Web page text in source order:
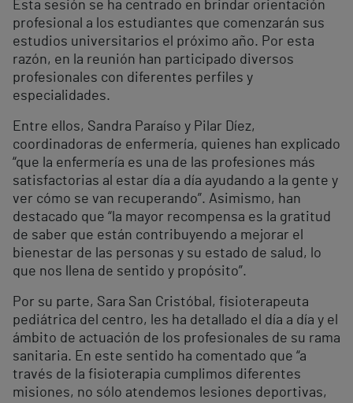
Esta sesión se ha centrado en brindar orientación
profesional a los estudiantes que comenzarán sus
estudios universitarios el próximo año. Por esta
razón, en la reunión han participado diversos
profesionales con diferentes perfiles y
especialidades.
Entre ellos, Sandra Paraíso y Pilar Díez,
coordinadoras de enfermería, quienes han explicado
“que la enfermería es una de las profesiones más
satisfactorias al estar día a día ayudando a la gente y
ver cómo se van recuperando”. Asimismo, han
destacado que “la mayor recompensa es la gratitud
de saber que están contribuyendo a mejorar el
bienestar de las personas y su estado de salud, lo
que nos llena de sentido y propósito”.
Por su parte, Sara San Cristóbal, fisioterapeuta
pediátrica del centro, les ha detallado el día a día y el
ámbito de actuación de los profesionales de su rama
sanitaria. En este sentido ha comentado que “a
través de la fisioterapia cumplimos diferentes
misiones, no sólo atendemos lesiones deportivas,